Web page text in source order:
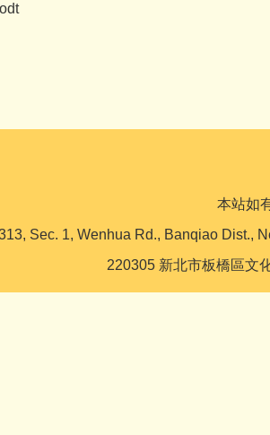
本站如
Sec. 1, Wenhua Rd., Banqiao Dist.,
220305 新北市板橋區文